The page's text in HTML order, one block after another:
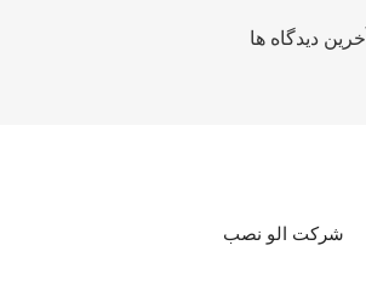
آخرین دیدگاه ها
شرکت الو نصب